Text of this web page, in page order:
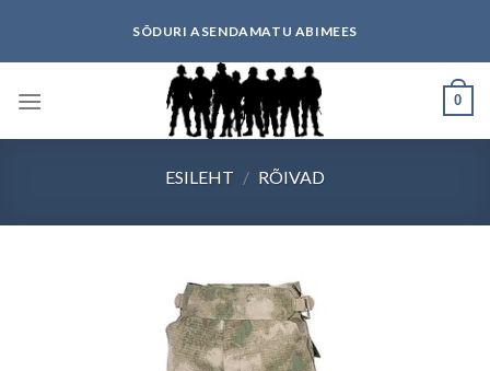
content
SÕDURI ASENDAMATU ABIMEES
0
ESILEHT / RÕIVAD